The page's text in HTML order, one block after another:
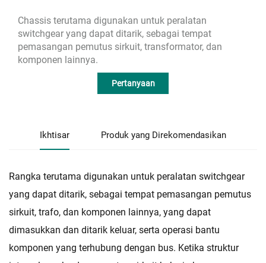
Chassis terutama digunakan untuk peralatan
switchgear yang dapat ditarik, sebagai tempat
pemasangan pemutus sirkuit, transformator, dan
komponen lainnya.
Pertanyaan
Ikhtisar Produk yang Direkomendasikan
Rangka terutama digunakan untuk peralatan switchgear
yang dapat ditarik, sebagai tempat pemasangan pemutus
sirkuit, trafo, dan komponen lainnya, yang dapat
dimasukkan dan ditarik keluar, serta operasi bantu
komponen yang terhubung dengan bus. Ketika struktur